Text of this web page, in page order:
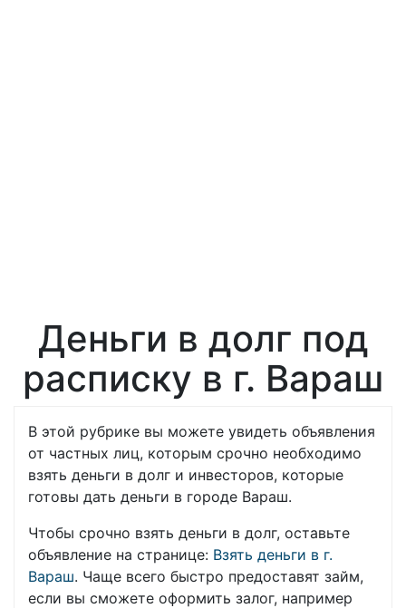
Деньги в долг под
расписку в г. Вараш
В этой рубрике вы можете увидеть объявления
от частных лиц, которым срочно необходимо
взять деньги в долг и инвесторов, которые
готовы дать деньги в городе Вараш.
Чтобы срочно взять деньги в долг, оставьте
объявление на странице: Взять деньги в г.
Вараш. Чаще всего быстро предоставят займ,
если вы сможете оформить залог, например